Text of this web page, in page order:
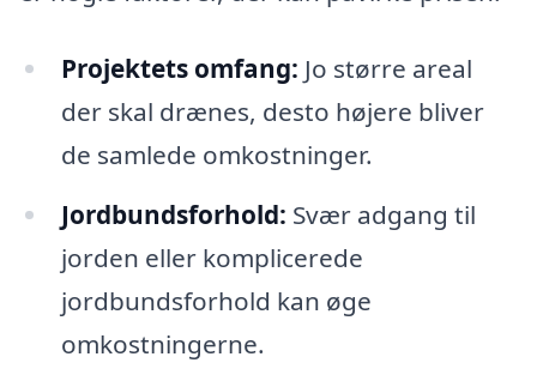
Projektets omfang: Jo større areal
der skal drænes, desto højere bliver
de samlede omkostninger.
Jordbundsforhold: Svær adgang til
jorden eller komplicerede
jordbundsforhold kan øge
omkostningerne.